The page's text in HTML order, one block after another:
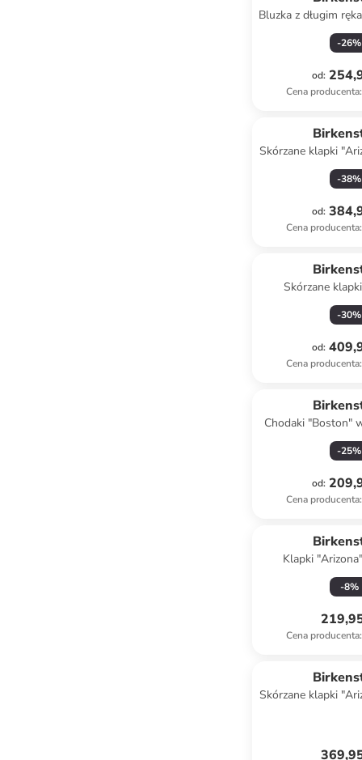
Bluzka z długim
-26%
od:
Cena producenta:
Skórzane klapki
-38%
od:
Cena producenta:
Skórzane
-30%
od:
Cena producenta:
Chodaki "Boston"
-25%
od:
Cena producenta:
Klapki
-8%
Cena producenta:
Skórzane klapki